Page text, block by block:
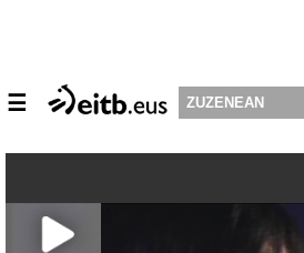
☰ ZUZENEAN